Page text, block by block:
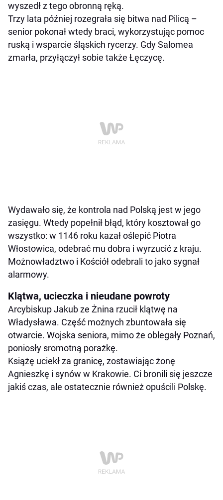
wyszedł z tego obronną ręką.
Trzy lata później rozegrała się bitwa nad Pilicą –
senior pokonał wtedy braci, wykorzystując pomoc
ruską i wsparcie śląskich rycerzy. Gdy Salomea
zmarła, przyłączył sobie także Łęczycę.
Wydawało się, że kontrola nad Polską jest w jego
zasięgu. Wtedy popełnił błąd, który kosztował go
wszystko: w 1146 roku kazał oślepić Piotra
Włostowica, odebrać mu dobra i wyrzucić z kraju.
Możnowładztwo i Kościół odebrali to jako sygnał
alarmowy.
Klątwa, ucieczka i nieudane powroty
Arcybiskup Jakub ze Żnina rzucił klątwę na
Władysława. Część możnych zbuntowała się
otwarcie. Wojska seniora, mimo że oblegały Poznań,
poniosły sromotną porażkę.
Książę uciekł za granicę, zostawiając żonę
Agnieszkę i synów w Krakowie. Ci bronili się jeszcze
jakiś czas, ale ostatecznie również opuścili Polskę.